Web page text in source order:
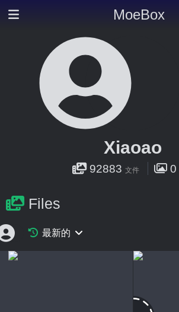
MoeBox
Xiaoao
92883 文件 0
Files
最新的